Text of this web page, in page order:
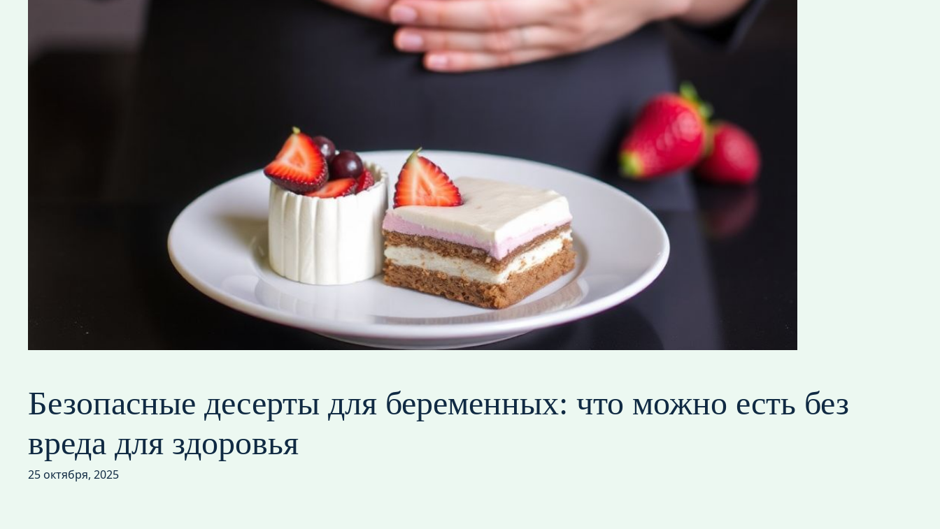
Безопасные десерты для беременных: что можно есть без
вреда для здоровья
25 октября, 2025